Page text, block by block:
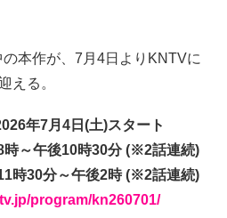
本作が、7月4日よりKNTVに
える。
年7月4日(土)スタート
時～午後10時30分 (※2話連続)
時30分～午後2時 (※2話連続)
program/kn260701/